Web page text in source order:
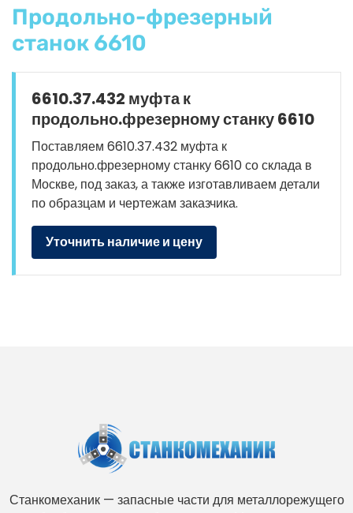
Продольно-фрезерный
станок 6610
6610.37.432 муфта к
продольно.фрезерному станку 6610
Поставляем 6610.37.432 муфта к
продольно.фрезерному станку 6610 со склада в
Москве, под заказ, а также изготавливаем детали
по образцам и чертежам заказчика.
Уточнить наличие и цену
Станкомеханик — запасные части для металлорежущего